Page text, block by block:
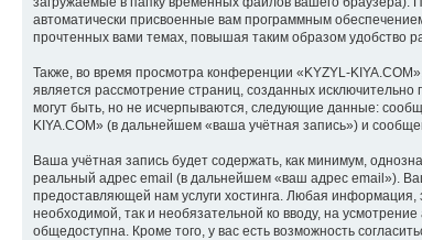
автоматически присвоенные вам программным
прочтенных вами темах, повышая таким образом удобство
Также, во время просмотра конференции «KYZYL-
является рассмотрение страниц, созданных
могут быть, но не исчерпываются, следующие данные:
KIYA.COM» (в дальнейшем «ваша учётная запись») и
Ваша учётная запись будет содержать, как минимум,
реальный адрес email (в дальнейшем «ваш адрес email»).
предоставляющей нам услуги хостинга. Любая
необходимой, так и необязательной ко вводу, на
общедоступна. Кроме того, у вас есть возможность